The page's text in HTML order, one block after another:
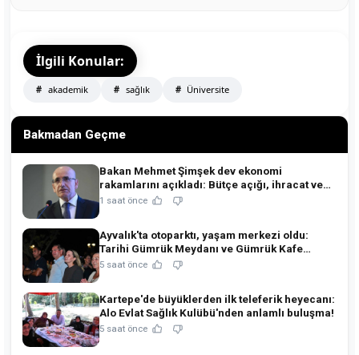
İlgili Konular:
akademik sağlık Üniversite
Bakmadan Geçme
Bakan Mehmet Şimşek dev ekonomi
rakamlarını açıkladı: Bütçe açığı, ihracat ve
rezervlerde kritik tablo!
1 saat önce
Ayvalık'ta otoparktı, yaşam merkezi oldu:
Tarihi Gümrük Meydanı ve Gümrük Kafe
açıldı!
5 saat önce
Kartepe'de büyüklerden ilk teleferik heyecanı:
Alo Evlat Sağlık Kulübü'nden anlamlı buluşma!
5 saat önce